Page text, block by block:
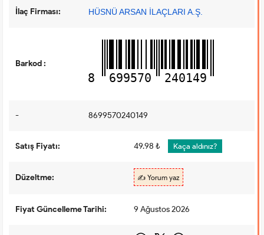
İlaç Firması: HÜSNÜ ARSAN İLAÇLARI A.Ş.
Barkod :
8 699570 240149
- 8699570240149
Satış Fiyatı: 49.98 ₺ Kaça aldınız?
Düzeltme: ✍️ Yorum yaz
Fiyat Güncelleme Tarihi: 9 Ağustos 2026